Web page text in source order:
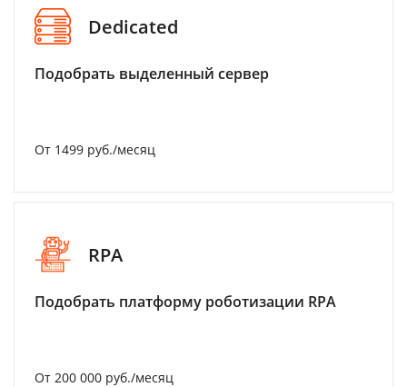
Dedicated
Подобрать выделенный сервер
От 1499 руб./месяц
RPA
Подобрать платформу роботизации RPA
От 200 000 руб./месяц